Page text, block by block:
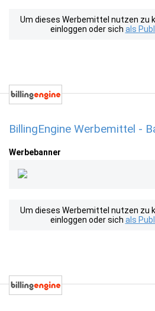
Um dieses Werbemittel nutzen zu
einloggen oder sich als
BillingEngine Werbemittel -
Werbebanner
Um dieses Werbemittel nutzen zu
einloggen oder sich als